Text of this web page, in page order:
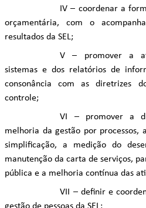
IV – coordenar a
orçamentária, com o
resultados da SEL;
V – promover a
sistemas e dos relatórios de
consonância com as diretrizes
controle;
VI – promover a
melhoria da gestão por processos,
simplificação, a medição do
manutenção da carta de serviços,
pública e a melhoria contínua das
VII – definir e